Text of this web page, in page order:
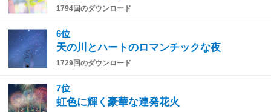
1794回のダウンロード
6位
天の川とハートのロマンチックな夜
1729回のダウンロード
7位
虹色に輝く豪華な連発花火